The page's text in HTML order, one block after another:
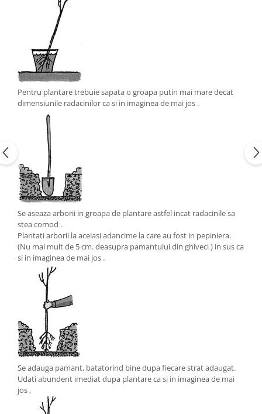
Pentru plantare trebuie sapata o groapa putin mai mare decat
dimensiunile radacinilor ca si in imaginea de mai jos .
Se aseaza arborii in groapa de plantare astfel incat radacinile sa
stea comod .
Plantati arborii la aceiasi adancime la care au fost in pepiniera.
(Nu mai mult de 5 cm. deasupra pamantului din ghiveci ) in sus ca
si in imaginea de mai jos .
Se adauga pamant, batatorind bine dupa fiecare strat adaugat.
Udati abundent imediat dupa plantare ca si in imaginea de mai
jos ,